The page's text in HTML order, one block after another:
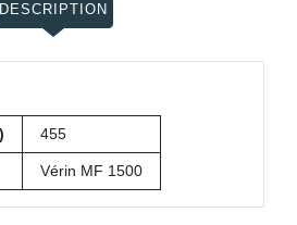
DESCRIPTION
455
Vérin MF 1500